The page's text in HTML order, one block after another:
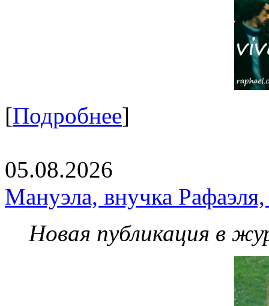
[Подробнее]
05.08.2026
Мануэла, внучка
Новая публикация в